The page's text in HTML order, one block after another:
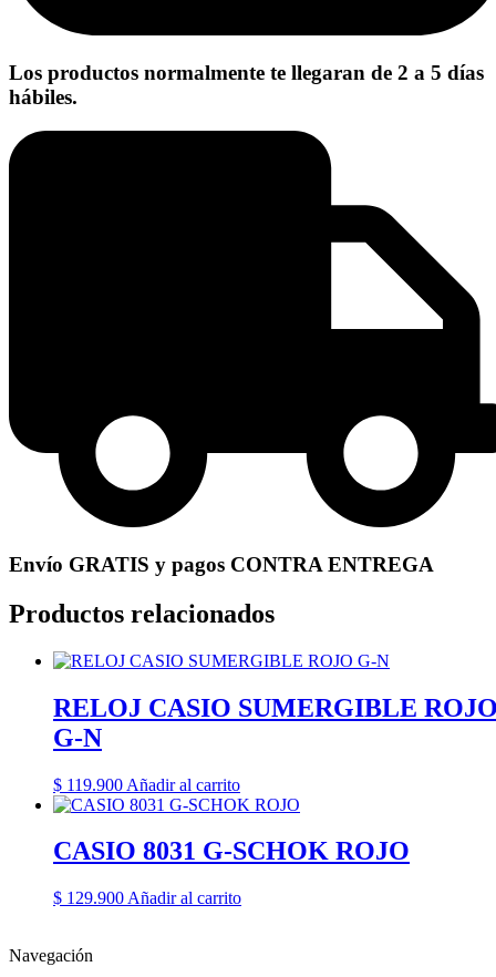
Los productos normalmente te llegaran de 2 a 5 días
hábiles.
Envío GRATIS y pagos CONTRA ENTREGA
Productos relacionados
RELOJ CASIO SUMERGIBLE
G-N
$ 119.900 Añadir al carrito
CASIO 8031 G-SCHOK ROJO
$ 129.900 Añadir al carrito
Navegación